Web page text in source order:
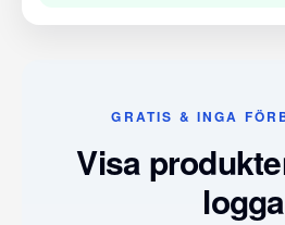
GRATIS & INGA
Visa
logga